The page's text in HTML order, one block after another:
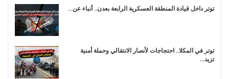
توتر داخل قيادة المنطقة العسكرية الرابعة بعدن.. أنباء عن…
توتر في المكلا.. احتجاجات لأنصار الانتقالي وحملة أمنية
تزيد…